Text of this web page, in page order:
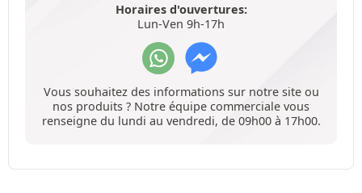
Horaires d'ouvertures:
Lun-Ven 9h-17h
Vous souhaitez des informations sur notre site ou
nos produits ? Notre équipe commerciale vous
renseigne du lundi au vendredi, de 09h00 à 17h00.